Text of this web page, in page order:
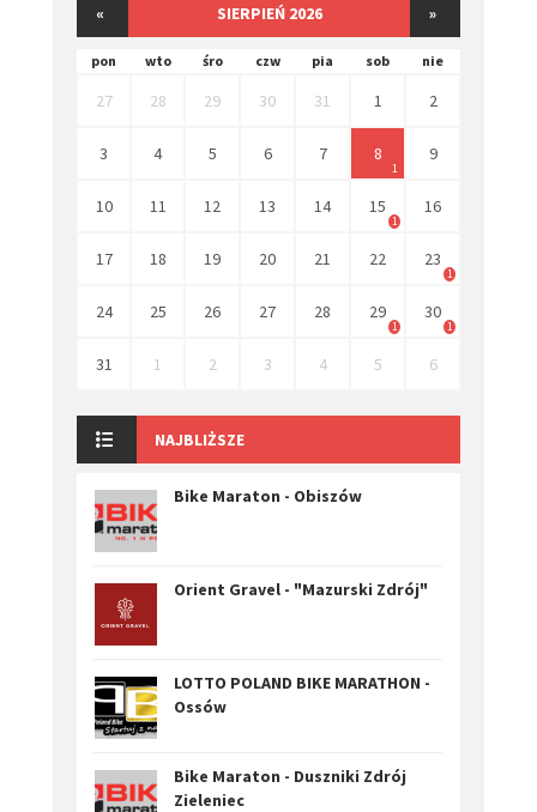
« SIERPIEŃ 2026 »
pon wto śro czw pia sob nie
27 28 29 30 31 1 2
3 4 5 6 7 8
1
9
10 11 12 13 14 15
1
16
17 18 19 20 21 22 23
1
24 25 26 27 28 29
1
30
1
31 1 2 3 4 5 6
NAJBLIŻSZE
Bike Maraton - Obiszów
Orient Gravel - "Mazurski Zdrój"
LOTTO POLAND BIKE MARATHON -
Ossów
Bike Maraton - Duszniki Zdrój
Zieleniec